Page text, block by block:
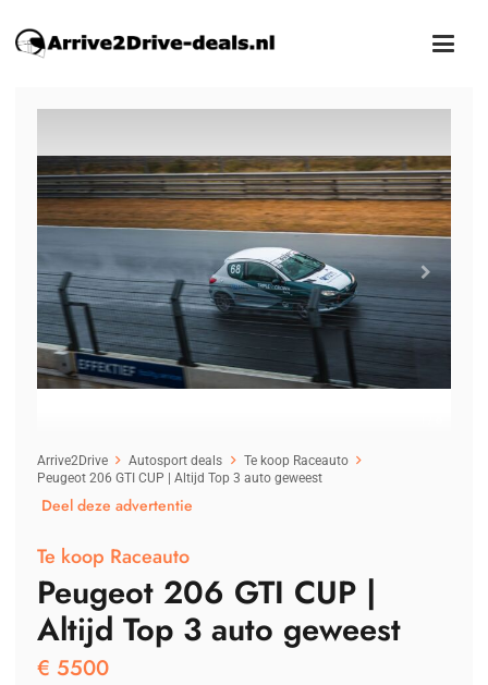
Arrive2Drive Autosport deals
Te koop Raceauto
Peugeot 206 GTI CUP | Altijd Top 3 auto geweest
Deel deze advertentie
Te koop Raceauto
Peugeot 206 GTI CUP |
Altijd Top 3 auto geweest
€ 5500